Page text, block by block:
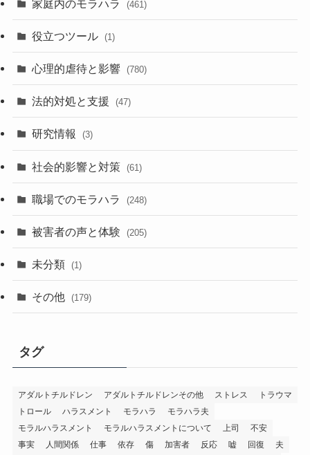
家庭内のモラハラ (461)
役立つツール (1)
心理的虐待と影響 (780)
法的対処と支援 (47)
研究情報 (3)
社会的影響と対策 (61)
職場でのモラハラ (248)
被害者の声と体験 (205)
未分類 (1)
その他 (179)
タグ
アダルトチルドレン アダルトチルドレンその他 ストレス
トラウマ
トロール
ハラスメント モラハラ
モラハラ夫
モラルハラスメント
モラルハラスメントについて 上司
不安
事実
人間関係 仕事 依存 傷 加害者 反応 嘘 回復
夫